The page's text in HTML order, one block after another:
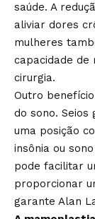
saúde. A
aliviar dores
mulheres
capacidade de
cirurgia.
Outro
do sono.
uma posição
insônia ou
pode facilitar
proporcionar
garante Alan